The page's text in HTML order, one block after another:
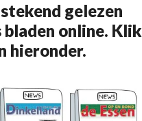
gelezen
bladen online. Klik
hieronder.